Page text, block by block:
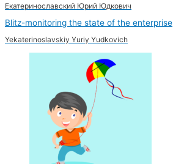
Екатеринославский Юрий Юдкович
Blitz-monitoring the state of the enterprise
Yekaterinoslavskiy Yuriy Yudkovich